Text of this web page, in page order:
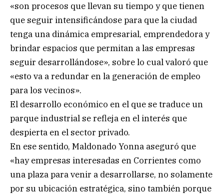
«son procesos que llevan su tiempo y que tienen
que seguir intensificándose para que la ciudad
tenga una dinámica empresarial, emprendedora y
brindar espacios que permitan a las empresas
seguir desarrollándose», sobre lo cual valoró que
«esto va a redundar en la generación de empleo
para los vecinos».
El desarrollo económico en el que se traduce un
parque industrial se refleja en el interés que
despierta en el sector privado.
En ese sentido, Maldonado Yonna aseguró que
«hay empresas interesadas en Corrientes como
una plaza para venir a desarrollarse, no solamente
por su ubicación estratégica, sino también porque